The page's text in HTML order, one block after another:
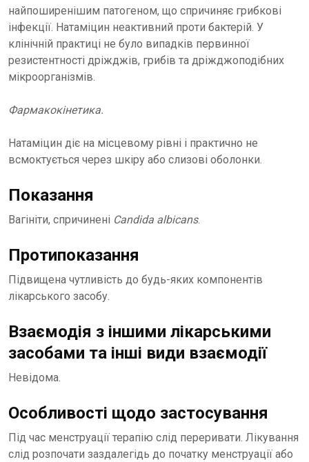
найпоширенішим патогеном, що спричиняє грибкові
інфекції. Натаміцин неактивний проти бактерій. У
клінічній практиці не було випадків первинної
резистентності дріжджів, грибів та дріжджоподібних
мікроорганізмів.
Фармакокінетика.
Натаміцин діє на місцевому рівні і практично не
всмоктується через шкіру або слизові оболонки.
Показання
Вагініти, спричинені Candida albicans.
Протипоказання
Підвищена чутливість до будь-яких компонентів
лікарського засобу.
Взаємодія з іншими лікарськими
засобами та інші види взаємодії
Невідома.
Особливості щодо застосування
Під час менструації терапію слід переривати. Лікування
слід розпочати заздалегідь до початку менструації або